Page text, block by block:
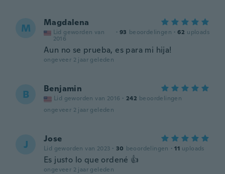
M Magdalena
Lid geworden van
2016
· 93 beoordelingen · 62 uploads
Aun no se prueba, es para mi hija!
ongeveer 2 jaar geleden
B Benjamin
Lid geworden van 2016 · 242 beoordelingen
ongeveer 2 jaar geleden
J Jose
Lid geworden van 2023 · 30 beoordelingen · 11 uploads
Es justo lo que ordené 👍
ongeveer 2 jaar geleden